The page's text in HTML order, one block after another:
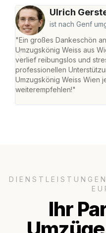
Ulrich
ist nach Genf
"Ein großes Dankeschön
Umzugskönig Weiss aus
verlief reibungslos und
professionellen
Umzugskönig Weiss Wien
weiterempfehlen!"
Ihr